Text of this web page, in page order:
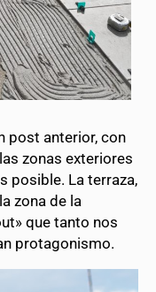
post anterior, con
zonas exteriores
posible. La terraza,
zona de la
que tanto nos
protagonismo.